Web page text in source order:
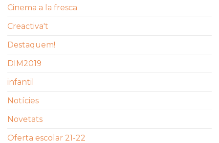
Cinema a la fresca
Creactiva't
Destaquem!
DIM2019
infantil
Notícies
Novetats
Oferta escolar 21-22